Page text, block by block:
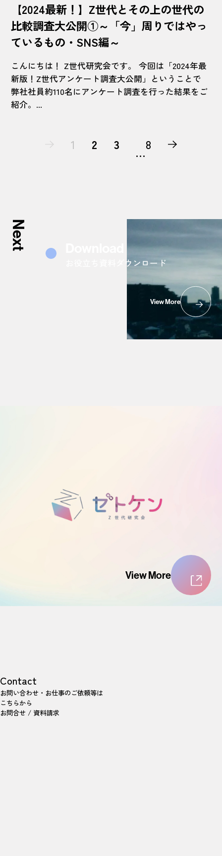
【2024最新！】Z世代とその上の世代の
比較調査大公開①～「今」周りではやっ
ているもの・SNS編～
こんにちは！ Z世代研究会です。 今回は「2024年最
新版！Z世代アンケート調査大公開」ということで
弊社社員約110名にアンケート調査を行った結果をご
紹介。...
1 2 3 8
Next
お役立ち資料ダウンロード
View More
View More
Contact
お問い合わせ・お仕事のご依頼等は
こちらから
お問合せ / 資料請求